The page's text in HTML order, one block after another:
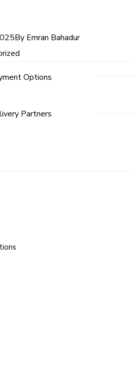
By Emran Bahadur
Options
Partners